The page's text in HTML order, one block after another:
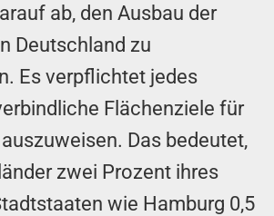
ab, den Ausbau der
Deutschland zu
Es verpflichtet jedes
Flächenziele für
Das bedeutet,
zwei Prozent ihres
wie Hamburg 0,5